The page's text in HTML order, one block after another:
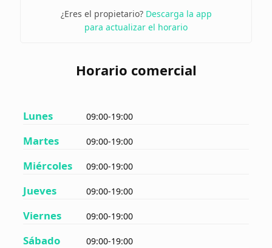
¿Eres el propietario? Descarga la app
para actualizar el horario
Horario comercial
Lunes 09:00-19:00
Martes 09:00-19:00
Miércoles 09:00-19:00
Jueves 09:00-19:00
Viernes 09:00-19:00
Sábado 09:00-19:00